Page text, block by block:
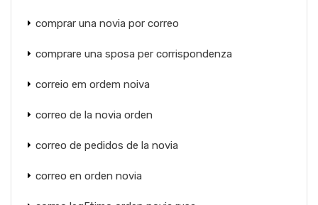
comprar una novia por correo
comprare una sposa per corrispondenza
correio em ordem noiva
correo de la novia orden
correo de pedidos de la novia
correo en orden novia